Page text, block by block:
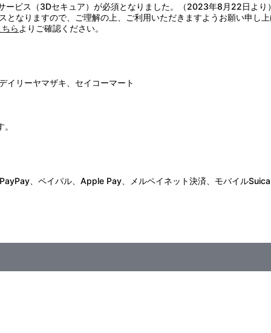
ービス（3Dセキュア）が必須となりました。（2023年8月22日より
なりますので、ご理解の上、ご利用いただきますようお願い申し
ちら よりご確認ください。
イリーヤマザキ、セイコーマート
、ペイパル、Apple Pay、メルペイネット決済、モバイルSuica